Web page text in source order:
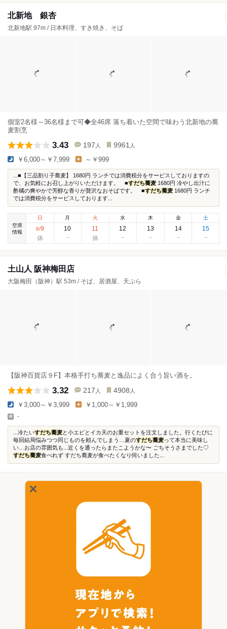
北新地 銀杏
北新地駅 97m / 日本料理、すき焼き、そば
個室2名様～36名様まで可◆全46席 落ち着いた空間で味わう北新地の蕎
麦割烹
3.43 197 人 9961 人
￥6,000～￥7,999 ～￥999
...■【三品割り子蕎麦】 1680円 ランチでは消費税分をサービスしておりますの
で、お気軽にお召し上がりいただけます。 ■すだち蕎麦 1680円 冷やし出汁に
酢橘の爽やかで芳醇な香りが贅沢なおそばです。 ■すだち蕎麦 1680円 ランチ
では消費税分をサービスしております...
空席
情報
日
8/9
月
10
火
11
水
12
木
13
金
14
土
15
土山人 阪神梅田店
大阪梅田（阪神）駅 53m / そば、居酒屋、天ぷら
【阪神百貨店９F】本格手打ち蕎麦と逸品によく合う旨い酒を。
3.32 217 人 4908 人
￥3,000～￥3,999 ￥1,000～￥1,999
-
...冷たいすだち蕎麦と小エビとイカ天のお重セットを注文しました。行くたびに
毎回結局悩みつつ同じものを頼んでしまう…夏のすだち蕎麦って本当に美味し
い…お店の雰囲気も...近くを通ったらまたこようかな〜 ごちそうさまでした♡
すだち蕎麦食べれず すだち蕎麦が食べたくなり伺いました...